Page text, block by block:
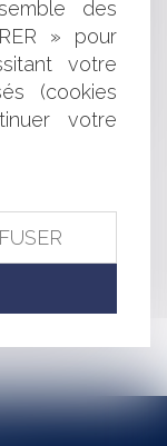
ÉLECTRONIQUE
272 273 ...
des
» pour
votre
(cookies
votre